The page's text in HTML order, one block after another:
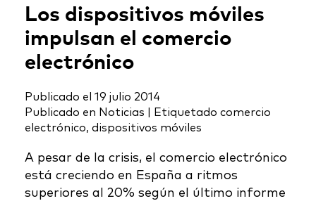
Los dispositivos móviles
impulsan el comercio
electrónico
Publicado el 19 julio 2014
Publicado en Noticias Etiquetado comercio
electrónico, dispositivos móviles
A pesar de la crisis, el comercio electrónico
está creciendo en España a ritmos
superiores al 20% según el último informe